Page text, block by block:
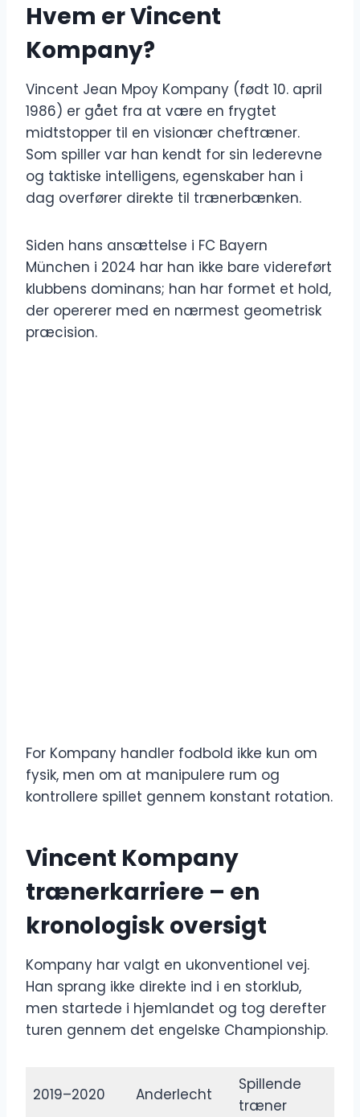
Hvem er Vincent
Kompany?
Vincent Jean Mpoy Kompany (født 10. april
1986) er gået fra at være en frygtet
midtstopper til en visionær cheftræner.
Som spiller var han kendt for sin lederevne
og taktiske intelligens, egenskaber han i
dag overfører direkte til trænerbænken.
Siden hans ansættelse i FC Bayern
München i 2024 har han ikke bare videreført
klubbens dominans; han har formet et hold,
der opererer med en nærmest geometrisk
præcision.
For Kompany handler fodbold ikke kun om
fysik, men om at manipulere rum og
kontrollere spillet gennem konstant rotation.
Vincent Kompany
trænerkarriere – en
kronologisk oversigt
Kompany har valgt en ukonventionel vej.
Han sprang ikke direkte ind i en storklub,
men startede i hjemlandet og tog derefter
turen gennem det engelske Championship.
2019–2020 Anderlecht
Spillende
træner